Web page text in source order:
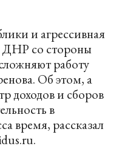
и агрессивная
ДНР со стороны
работу
Об этом, а
доходов и сборов
в
время, рассказал
.